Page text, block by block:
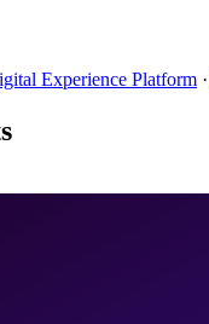
Experience Platform ·